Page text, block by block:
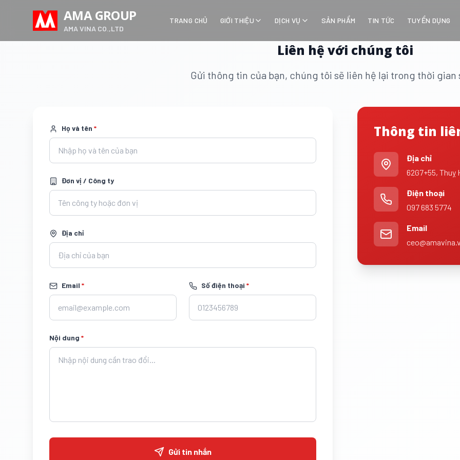
AMA GROUP
AMA VINA CO.,LTD
TRANG CHỦ GIỚI THIỆU DỊCH VỤ SẢN PHẨM TIN TỨC TUYỂN DỤNG
Liên hệ với chúng tôi
Gửi thông tin của bạn, chúng tôi sẽ liên hệ lại trong thời gian
Họ và tên *
Đơn vị / Công ty
Địa chỉ
Email * Số điện thoại *
Nội dung *
Gửi tin nhắn
Thông tin
Địa chỉ
62G7+55,
Điện thoại
097 683 5774
Email